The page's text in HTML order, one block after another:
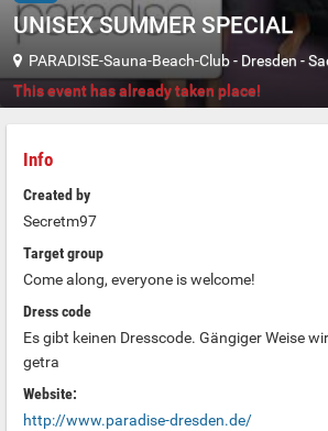
UNISEX SUMMER SPECIAL
PARADISE-Sauna-Beach-Club- Dresden -
This event has already taken place!
Info
Created by
Secretm97
Target group
Come along, everyone is welcome!
Dress code
Es gibt keinen Dresscode. Gängiger Weise
getra
Website:
http://www.paradise-dresden.de/